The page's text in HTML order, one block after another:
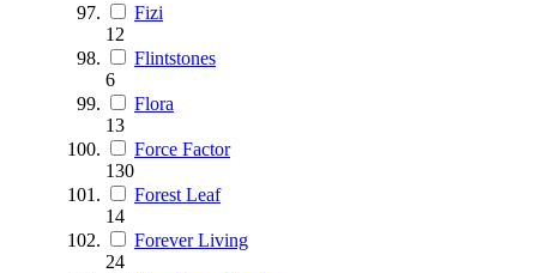
Fizi
12
Flintstones
6
Flora
13
Force Factor
130
Forest Leaf
14
Forever Living
24